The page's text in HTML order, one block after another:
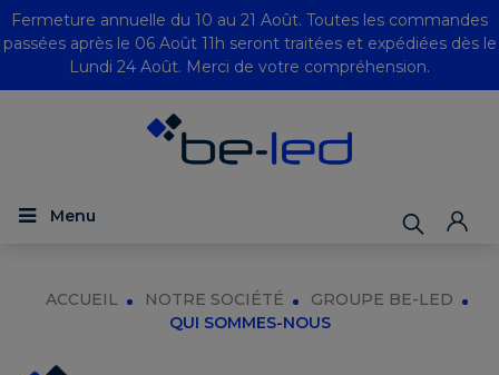
Fermeture annuelle du 10 au 21 Août. Toutes les commandes
passées après le 06 Août 11h seront traitées et expédiées dès le
Lundi 24 Août. Merci de votre compréhension.
Menu
ACCUEIL NOTRE SOCIÉTÉ
GROUPE BE-LED
QUI SOMMES-NOUS